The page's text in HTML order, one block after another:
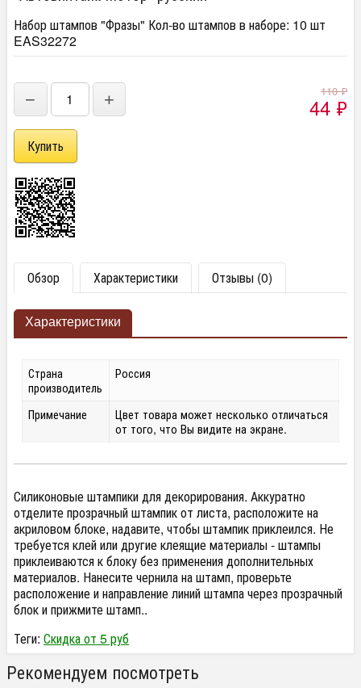
Набор штампов "Фразы" Кол-во штампов в наборе: 10 шт
EAS32272
− + 110₽
44 ₽
Обзор Характеристики Отзывы (0)
Характеристики
Страна
производитель
Россия
Примечание
Цвет товара может несколько отличаться
от того, что Вы видите на экране.
Силиконовые штампики для декорирования. Аккуратно
отделите прозрачный штампик от листа, расположите на
акриловом блоке, надавите, чтобы штампик приклеился. Не
требуется клей или другие клеящие материалы - штампы
приклеиваются к блоку без применения дополнительных
материалов. Нанесите чернила на штамп, проверьте
расположение и направление линий штампа через прозрачный
блок и прижмите штамп..
Теги: Скидка от 5 руб
Рекомендуем посмотреть